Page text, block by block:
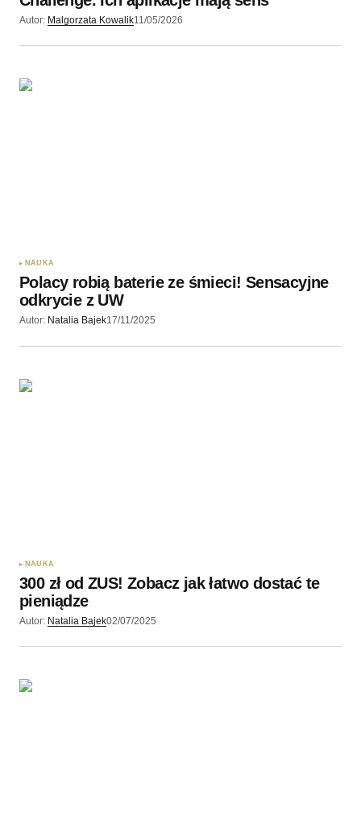
Autor: Malgorzata Kowalik11/05/2026
NAUKA
Polacy robią baterie ze śmieci! Sensacyjne
odkrycie z UW
Autor: Natalia Bajek17/11/2025
NAUKA
300 zł od ZUS! Zobacz jak łatwo dostać te
pieniądze
Autor: Natalia Bajek02/07/2025